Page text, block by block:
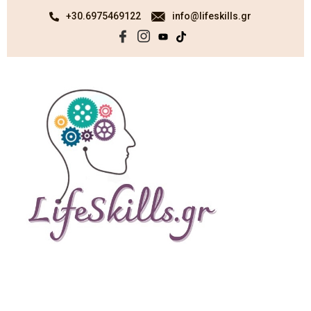
+30.6975469122 info@lifeskills.gr